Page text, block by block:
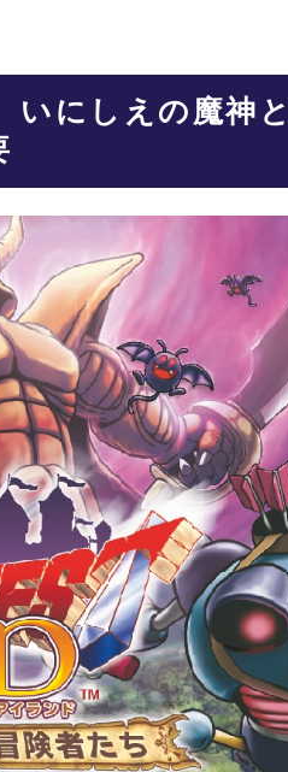
にしえの魔神